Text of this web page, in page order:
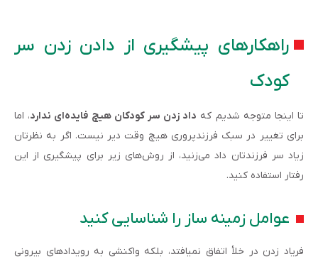
راهکارهای پیشگیری از دادن زدن سر
کودک
تا اینجا متوجه شدیم که داد زدن سر کودکان هیچ فایده‌ای ندارد، اما
برای تغییر در سبک فرزندپروری هیچ وقت دیر نیست. اگر به نظرتان
زیاد سر فرزندتان داد می‌زنید، از روش‌های زیر برای پیشگیری از این
رفتار استفاده کنید.
عوامل زمینه ساز را شناسایی کنید
فریاد زدن در خلأ اتفاق نمیافتد، بلکه واکنشی به رویدادهای بیرونی